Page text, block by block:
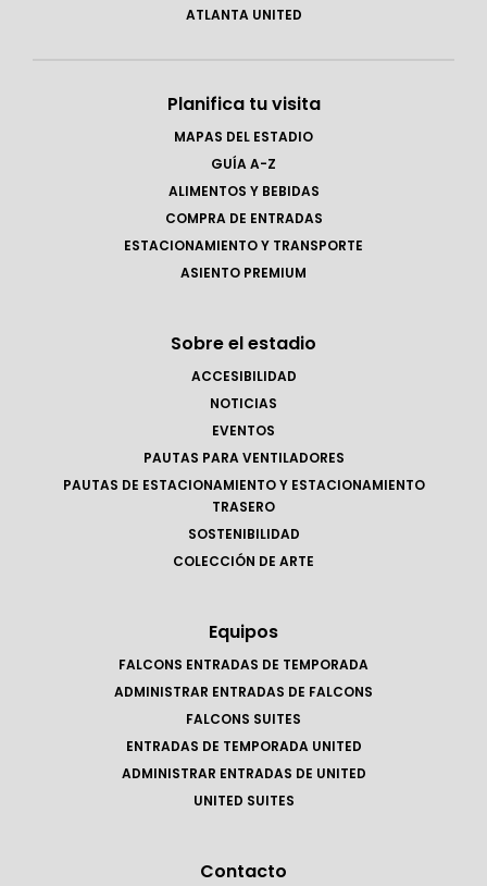
ATLANTA UNITED
Planifica tu visita
MAPAS DEL ESTADIO
GUÍA A-Z
ALIMENTOS Y BEBIDAS
COMPRA DE ENTRADAS
ESTACIONAMIENTO Y TRANSPORTE
ASIENTO PREMIUM
Sobre el estadio
ACCESIBILIDAD
NOTICIAS
EVENTOS
PAUTAS PARA VENTILADORES
PAUTAS DE ESTACIONAMIENTO Y ESTACIONAMIENTO
TRASERO
SOSTENIBILIDAD
COLECCIÓN DE ARTE
Equipos
FALCONS ENTRADAS DE TEMPORADA
ADMINISTRAR ENTRADAS DE FALCONS
FALCONS SUITES
ENTRADAS DE TEMPORADA UNITED
ADMINISTRAR ENTRADAS DE UNITED
UNITED SUITES
Contacto